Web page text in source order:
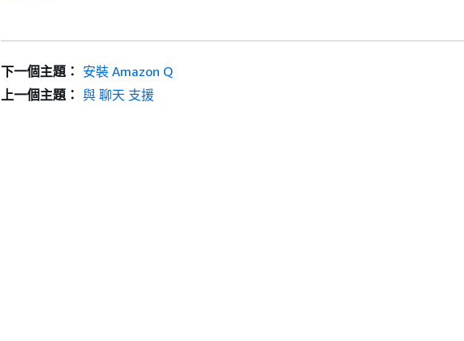
下一個主題： 安裝 Amazon Q
上一個主題： 與 聊天 支援